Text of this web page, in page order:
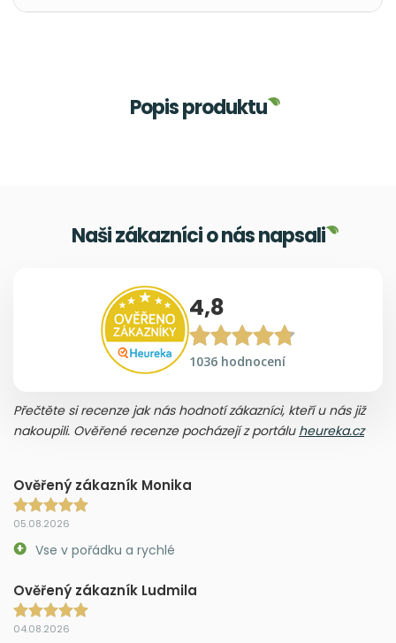
Popis produktu
Naši zákazníci o nás napsali
4,8
1036 hodnocení
Přečtěte si recenze jak nás hodnotí zákazníci, kteří u nás již
nakoupili. Ověřené recenze pocházejí z portálu heureka.cz
Ověřený zákazník Monika
05.08.2026
Vse v pořádku a rychlé
Ověřený zákazník Ludmila
04.08.2026